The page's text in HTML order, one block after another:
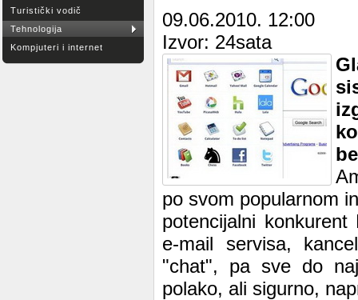
Turistički vodič
Tehnologija
Kompjuteri i internet
09.06.2010. 12:00
Izvor: 24sata
po svom popularnom
potencijalni
e-mail servisa,
"chat", pa sve do
polako, ali sigurno,